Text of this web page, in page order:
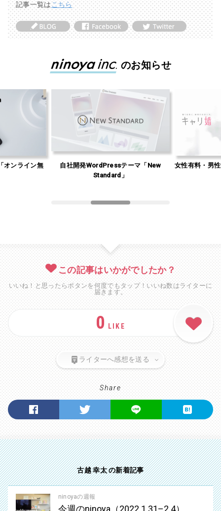
記事一覧はこちら
のお知らせ
オンライン無
自社開発WordPressテーマ「New
Standard」
女性有料・男
この記事はいかがでしたか？
いいね！と思ったらボタンを何度でもタップ！いいね数はライターに
届きます。
0 LIKE
ライターへ感想を送る
Share
古越 幸太 の新着記事
ninoyaの週報
今週のninoya（2022.1.31–2.4）